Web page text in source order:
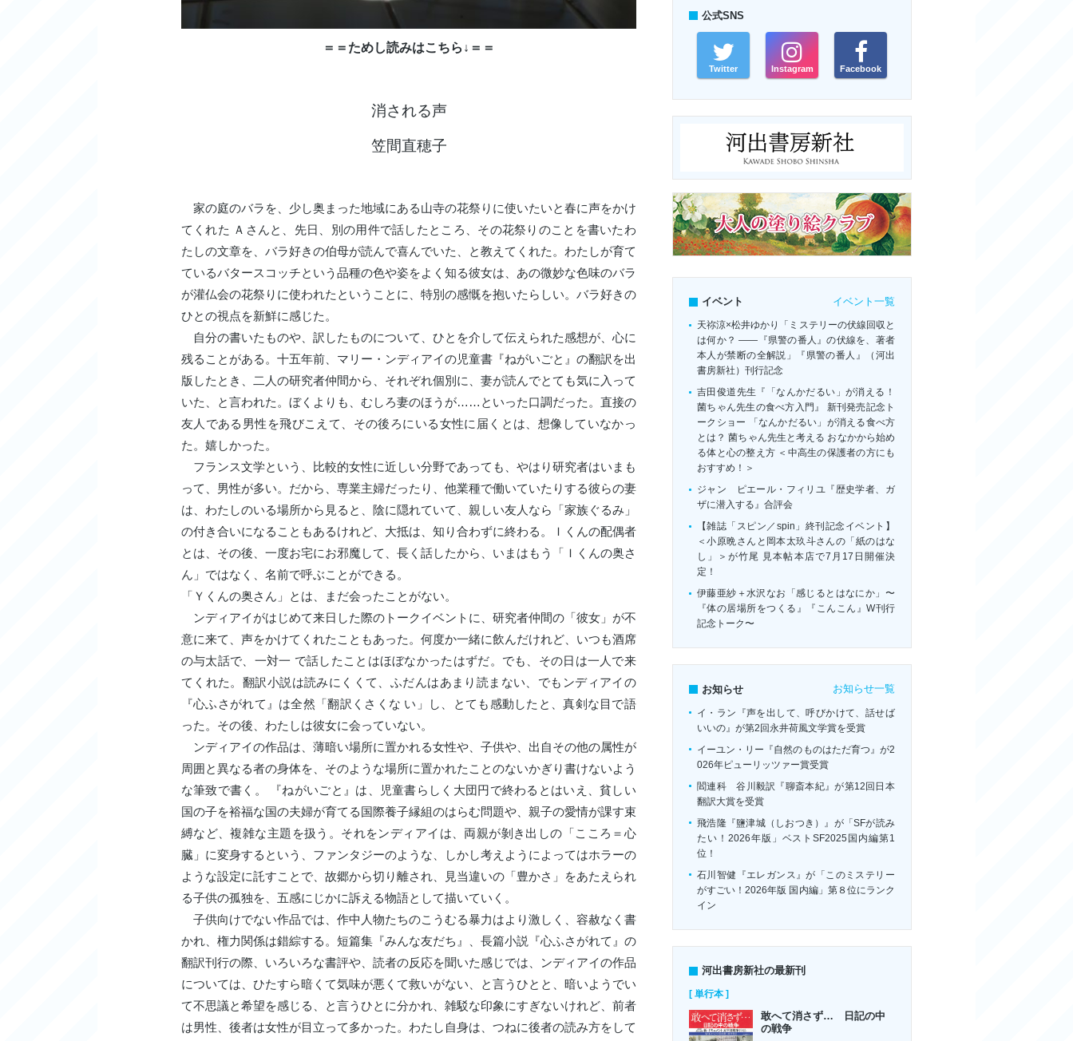
＝＝ためし読みはこちら↓＝＝
消される声
笠間直穂子
家の庭のバラを、少し奥まった地域にある山寺の花祭りに使いたいと春に声をかけ
てくれた Ａさんと、先日、別の用件で話したところ、その花祭りのことを書いたわ
たしの文章を、バラ好きの伯母が読んで喜んでいた、と教えてくれた。わたしが育て
ているバタースコッチという品種の色や姿をよく知る彼女は、あの微妙な色味のバラ
が灌仏会の花祭りに使われたということに、特別の感慨を抱いたらしい。バラ好きの
ひとの視点を新鮮に感じた。
自分の書いたものや、訳したものについて、ひとを介して伝えられた感想が、心に
残ることがある。十五年前、マリー・ ンディアイの児童書『ねがいごと』の翻訳を出
版したとき、二人の研究者仲間から、それぞれ個別に、妻が読んでとても気に入って
いた、と言われた。ぼくよりも、むしろ妻のほうが……といった口調だった。直接の
友人である男性を飛びこえて、その後ろにいる女性に届くとは、想像していなかっ
た。嬉しかった。
フランス文学という、比較的女性に近しい分野であっても、やはり研究者はいまも
って、男性が多い。だから、専業主婦だったり、他業種で働いていたりする彼らの妻
は、わたしのいる場所から見ると、陰に隠れていて、親しい友人なら「家族ぐるみ」
の付き合いになることもあるけれど、大抵は、知り合わずに終わる。Ｉくんの配偶者
とは、その後、一度お宅にお邪魔して、長く話したから、いまはもう「Ｉくんの奥さ
ん」ではなく、名前で呼ぶことができる。
「Ｙくんの奥さん」とは、まだ会ったことがない。
ンディアイがはじめて来日した際のトークイベントに、研究者仲間の「彼女」が不
意に来て、声をかけてくれたこともあった。何度か一緒に飲んだけれど、いつも酒席
の与太話で、一対一 で話したことはほぼなかったはずだ。でも、その日は一人で来
てくれた。翻訳小説は読みにくくて、ふだんはあまり読まない、でもンディアイの
『心ふさがれて』は全然「翻訳くさくな い」し、とても感動したと、真剣な目で語
った。その後、わたしは彼女に会っていない。
ンディアイの作品は、薄暗い場所に置かれる女性や、子供や、出自その他の属性が
周囲と異なる者の身体を、そのような場所に置かれたことのないかぎり書けないよう
な筆致で書く。 『ねがいごと』は、児童書らしく大団円で終わるとはいえ、貧しい
国の子を裕福な国の夫婦が育てる国際養子縁組のはらむ問題や、親子の愛情が課す束
縛など、複雑な主題を扱う。それをンディアイは、両親が剝き出しの「こころ＝心
臓」に変身するという、ファンタジーのような、しかし考えようによってはホラーの
ような設定に託すことで、故郷から切り離され、見当違いの「豊かさ」をあたえられ
る子供の孤独を、五感にじかに訴える物語として描いていく。
子供向けでない作品では、作中人物たちのこうむる暴力はより激しく、容赦なく書
かれ、権力関係は錯綜する。短篇集『みんな友だち』、長篇小説『心ふさがれて』の
翻訳刊行の際、いろいろな書評や、読者の反応を聞いた感じでは、ンディアイの作品
については、ひたすら暗くて気味が悪くて救いがない、と言うひとと、暗いようでい
て不思議と希望を感じる、と言うひとに分かれ、雑駁な印象にすぎないけれど、前者
は男性、後者は女性が目立って多かった。わたし自身は、つねに後者の読み方をして
公式SNS
Twitter Instagram Facebook
イベント イベント一覧
天祢涼×松井ゆかり「ミステリーの伏線回収と
は何か？ ――『県警の番人』の伏線を、著者
本人が禁断の全解説」『県警の番人』（河出
書房新社）刊行記念
吉田俊道先生『「なんかだるい」が消える！
菌ちゃん先生の食べ方入門』 新刊発売記念ト
ークショー 「なんかだるい」が消える食べ方
とは？ 菌ちゃん先生と考える おなかから始め
る体と心の整え方 ＜中高生の保護者の方にも
おすすめ！＞
ジャン゠ピエール・フィリユ『歴史学者、ガ
ザに潜入する』合評会
【雑誌「スピン／spin」終刊記念イベント】
＜小原晩さんと岡本太玖斗さんの「紙のはな
し」＞が竹尾 見本帖本店で7月17日開催決
定！
伊藤亜紗＋水沢なお「感じるとはなにか」〜
『体の居場所をつくる』『こんこん』W刊行
記念トーク〜
お知らせ お知らせ一覧
イ・ラン『声を出して、呼びかけて、話せば
いいの』が第2回永井荷風文学賞を受賞
イーユン・リー『自然のものはただ育つ』が2
026年ピューリッツァー賞受賞
閻連科 谷川毅訳『聊斎本紀』が第12回日本
翻訳大賞を受賞
飛浩隆『鹽津城（しおつき）』が「SFが読み
たい！2026年版」ベストSF2025国内編第1
位！
石川智健『エレガンス』が「このミステリー
がすごい！2026年版 国内編」第８位にランク
イン
河出書房新社の最新刊
[ 単行本 ]
敢へて消さず… 日記の中
の戦争